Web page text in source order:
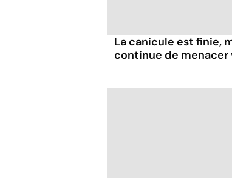
La canicule est finie,
continue de menacer